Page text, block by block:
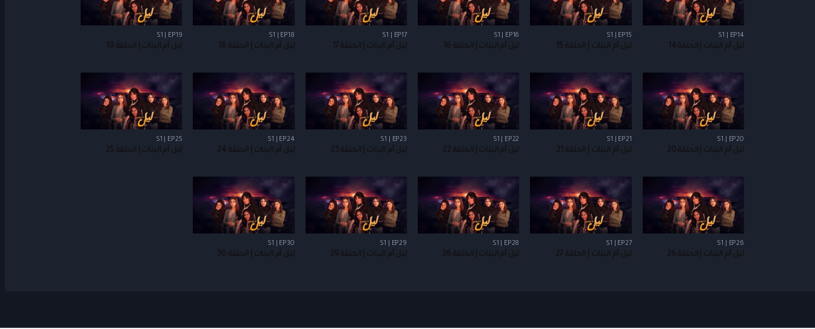
S1 | EP14
ليل أم البنات | الحلقة 14
S1 | EP15
ليل أم البنات | الحلقة 15
S1 | EP16
ليل أم البنات | الحلقة 16
S1 | EP17
ليل أم البنات | الحلقة 17
S1 | EP18
ليل أم البنات | الحلقة 18
S1 | EP19
ليل أم البنات | الحلقة 19
S1 | EP20
ليل أم البنات | الحلقة 20
S1 | EP21
ليل أم البنات | الحلقة 21
S1 | EP22
ليل أم البنات | الحلقة 22
S1 | EP23
ليل أم البنات | الحلقة 23
S1 | EP24
ليل أم البنات | الحلقة 24
S1 | EP25
ليل أم البنات | الحلقة 25
S1 | EP26
ليل أم البنات | الحلقة 26
S1 | EP27
ليل أم البنات | الحلقة 27
S1 | EP28
ليل أم البنات | الحلقة 28
S1 | EP29
ليل أم البنات | الحلقة 29
S1 | EP30
ليل أم البنات | الحلقة 30